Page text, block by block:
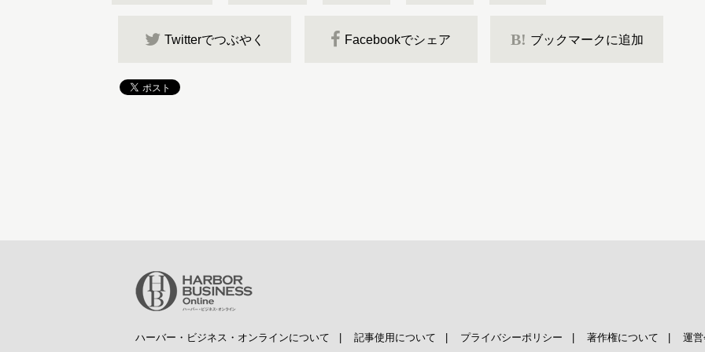
Twitterでつぶやく Facebookでシェア B! ブックマークに追加
ハーバー・ビジネス・オンラインについて 記事使用について プライバシーポリシー 著作権について 運